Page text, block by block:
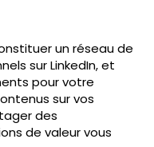
un réseau de
sur LinkedIn, et
pour votre
sur vos
des
de valeur vous